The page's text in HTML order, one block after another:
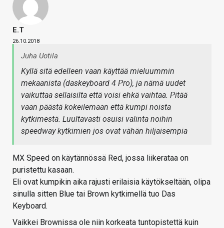
E.T
26.10.2018
Juha Uotila
Kyllä sitä edelleen vaan käyttää mieluummin
mekaanista (daskeyboard 4 Pro), ja nämä uudet
vaikuttaa sellaisilta että voisi ehkä vaihtaa. Pitää
vaan päästä kokeilemaan että kumpi noista
kytkimestä. Luultavasti osuisi valinta noihin
speedway kytkimien jos ovat vähän hiljaisempia
MX Speed on käytännössä Red, jossa liikerataa on
puristettu kasaan.
Eli ovat kumpikin aika rajusti erilaisia käytökseltään, olipa
sinulla sitten Blue tai Brown kytkimellä tuo Das
Keyboard.
Vaikkei Brownissa ole niin korkeata tuntopistettä kuin